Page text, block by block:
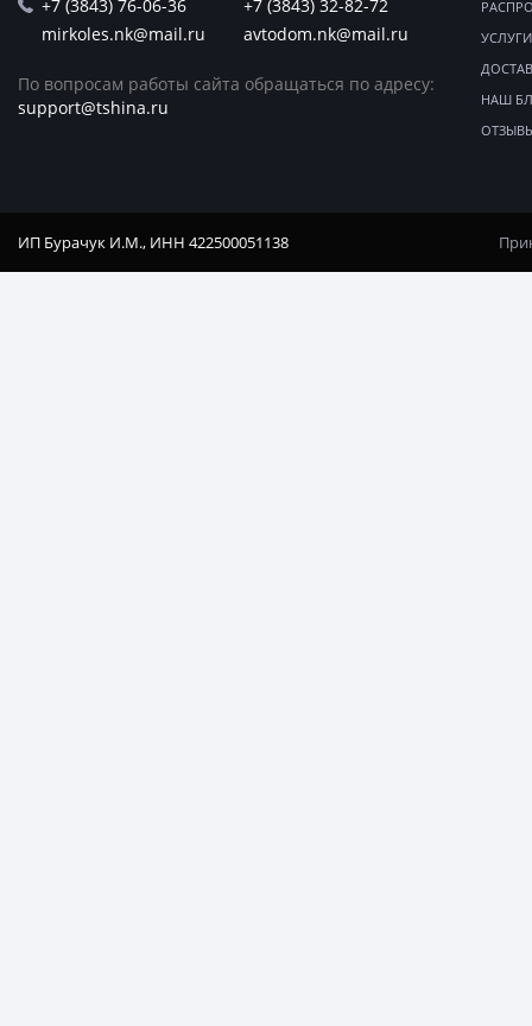
+7 (3843) 76-06-36
+7 (3843) 32-82-72
mirkoles.nk@mail.ru
avtodom.nk@mail.ru
По вопросам работы сайта обращаться по адресу:
support@tshina.ru
НАШ
ИП Бурачук И.М., ИНН 422500051138